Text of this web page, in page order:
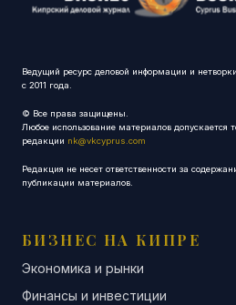
Ведущий ресурс деловой информации и
с 2011 года.
© Все права защищены.
Любое использование материалов допускается
редакции nk@vkcyprus.com
Редакция не несет ответственности за
публикации материалов.
БИЗНЕС НА КИПРЕ
Экономика и рынки
Финансы и инвестиции